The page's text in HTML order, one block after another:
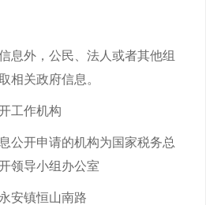
息外，公民、法人或者其他组
相关政府信息。
工作机构
公开申请的机构为国家税务总
领导小组办公室
安镇恒山南路